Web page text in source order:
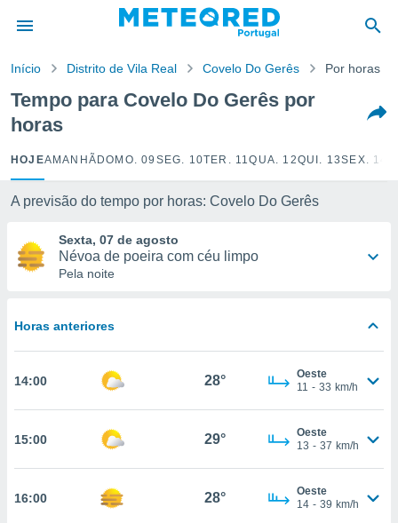
da
foi
para
fornecidas
a este
e
digital
ou
a nossa
CONTINUAR
Início Distrito de Vila Real Covelo Do Gerês Por horas
Tempo para Covelo Do Gerês por
horas
HOJEAMANHÃ DOMO. 09 SEG. 10TER. 11QUA. 12QUI. 13SEX. 14
A previsão do tempo por horas: Covelo Do Gerês
Sexta, 07 de agosto
Névoa de poeira com céu limpo
Pela noite
Horas anteriores
14:00 28°
Oeste
11 - 33 km/h
15:00 29°
Oeste
13 - 37 km/h
16:00 28°
Oeste
14 - 39 km/h